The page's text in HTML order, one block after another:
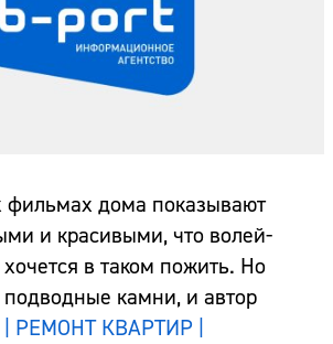
фильмах дома показывают
и красивыми, что волей-
в таком пожить. Но
подводные камни, и автор
| РЕМОНТ КВАРТИР |